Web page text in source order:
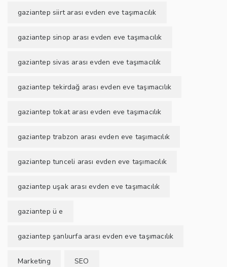
gaziantep siirt arası evden eve taşımacılık
gaziantep sinop arası evden eve taşımacılık
gaziantep sivas arası evden eve taşımacılık
gaziantep tekirdağ arası evden eve taşımacılık
gaziantep tokat arası evden eve taşımacılık
gaziantep trabzon arası evden eve taşımacılık
gaziantep tunceli arası evden eve taşımacılık
gaziantep uşak arası evden eve taşımacılık
gaziantep ü e
gaziantep şanlıurfa arası evden eve taşımacılık
Marketing SEO